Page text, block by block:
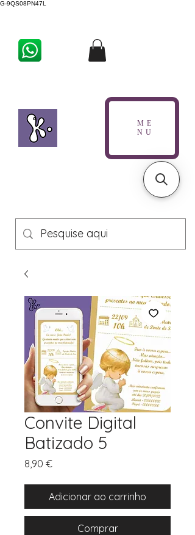
G-9QS08PN47L
ME
NU
Convite Digital
Batizado 5
8,90 €Preço
Adicionar ao carrinho
Comprar